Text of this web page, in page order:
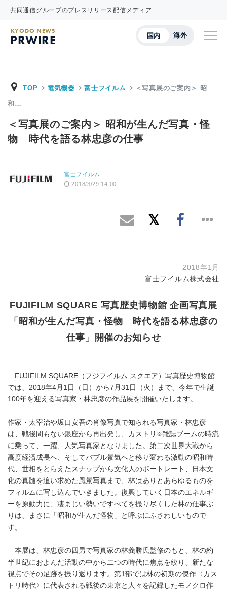
共同通信グループのプレスリリース配信メディア
国内 海外
KYODO NEWS
PRWIRE
TOP 電気機器 富士フイルム ＜写真展のご案内＞ 昭
和…
＜写真展のご案内＞ 昭和が生んだ写真・怪
物 時代を語る林忠彦の仕事
富士フイルム
2018/3/29 14:00
2018年1月
富士フイルム株式会社
FUJIFILM SQUARE 写真歴史博物館 企画写真展
「昭和が生んだ写真・怪物 時代を語る林忠彦の
仕事」開催のお知らせ
FUJIFILM SQUARE（フジフイルム スクエア）写真歴史博物館
では、2018年4月1日（日）から7月31日（火）まで、今年で生誕
100年を迎える写真家・林忠彦の作品展を開催いたします。
作家・太宰治や坂口安吾の肖像写真で知られる写真家・林忠彦
は、戦後間もない銀座から再出発し、カストリ ※雑誌ブームの時流
に乗って、一躍、人気写真家となりました。第二次世界大戦から
高度経済成長へ、そしてバブル景気へと移り変わる激動の昭和時
代、世相をとらえたスナップから文化人のポートレート、日本文
化の真髄を追い求めた風景写真まで、林はありとあらゆるものを
フィルムに写し込んでいきました。復興していく日本のエネルギ
ーを原動力に、凄まじい勢いですべてを撮り尽くした林の仕事ぶ
りは、まさに「昭和が生んだ怪物」と呼ぶにふさわしいもので
す。
本展は、林忠彦の四男で写真家の林義勝氏監修のもと、林の約
半世紀におよんだ活動の中から二つの時代に焦点を絞り、新たな
視点でその足跡を振り返ります。第1部では林の初期の傑作〈カス
トリ時代〉に代表される戦後の東京と人々を記録したモノクロ作